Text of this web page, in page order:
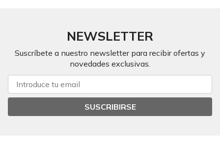
NEWSLETTER
Suscríbete a nuestro newsletter para recibir ofertas y
novedades exclusivas.
SUSCRIBIRSE